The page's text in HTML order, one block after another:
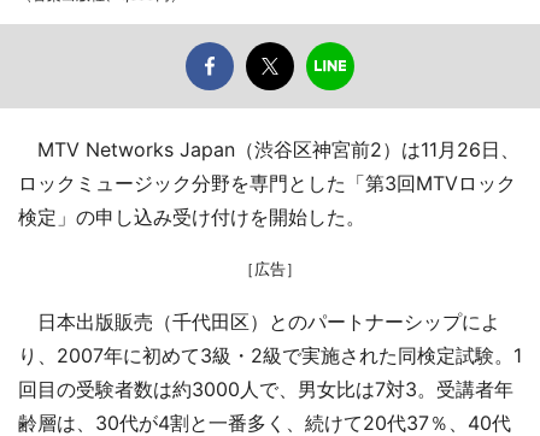
MTV Networks Japan（渋谷区神宮前2）は11月26日、
ロックミュージック分野を専門とした「第3回MTVロック
検定」の申し込み受け付けを開始した。
［広告］
日本出版販売（千代田区）とのパートナーシップによ
り、2007年に初めて3級・2級で実施された同検定試験。1
回目の受験者数は約3000人で、男女比は7対3。受講者年
齢層は、30代が4割と一番多く、続けて20代37％、40代